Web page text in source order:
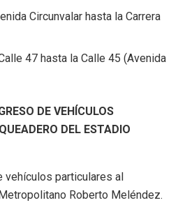
Circunvalar hasta la Carrera
47 hasta la Calle 45 (Avenida
DE VEHÍCULOS
DEL ESTADIO
vehículos particulares al
Roberto Meléndez.